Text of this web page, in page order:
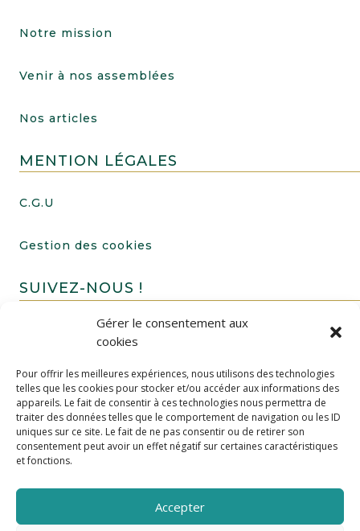
Gérer le consentement aux
cookies
Pour offrir les meilleures expériences, nous utilisons des technologies
telles que les cookies pour stocker et/ou accéder aux informations des
appareils. Le fait de consentir à ces technologies nous permettra de
traiter des données telles que le comportement de navigation ou les ID
uniques sur ce site. Le fait de ne pas consentir ou de retirer son
consentement peut avoir un effet négatif sur certaines caractéristiques
et fonctions.
Accepter
Notre mission
Venir à nos assemblées
Nos articles
MENTION LÉGALES
C.G.U
Gestion des cookies
SUIVEZ-NOUS !
FAIRE UN DON